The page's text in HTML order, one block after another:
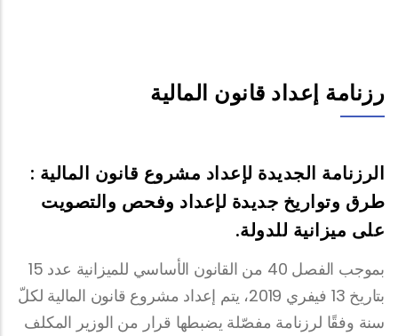
رزنامة إعداد قانون المالية
الرزنامة الجديدة لإعداد مشروع قانون المالية :
طرق وتواريخ جديدة لإعداد وفحص والتصويت
على ميزانية للدولة.
بموجب الفصل 40 من القانون الأساسي للميزانية عدد 15
بتاريخ 13 فيفري 2019، يتم إعداد مشروع قانون المالية لكلّ
سنة وفقًا لرزنامة مفصّلة يضبطها قرار من الوزير المكلف